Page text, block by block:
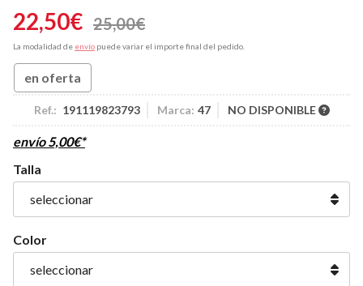
22,50€ 25,00€
La modalidad de envío puede variar el importe final del pedido.
en oferta
Ref.: 191119823793 Marca: 47 NO DISPONIBLE
envío 5,00€*
Talla
Color